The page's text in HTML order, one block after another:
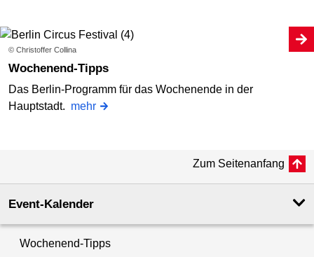
© Christoffer Collina
Wochenend-Tipps
Das Berlin-Programm für das Wochenende in der
Hauptstadt. mehr
Zum Seitenanfang
Event-Kalender
Wochenend-Tipps